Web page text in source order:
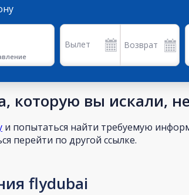
Вылет Возврат
которую вы искали,
и попытаться найти требуемую
перейти по другой ссылке.
flydubai